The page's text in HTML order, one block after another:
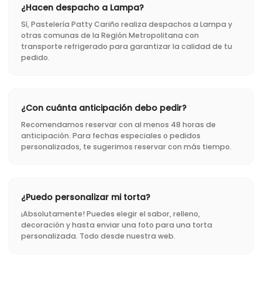
¿Hacen despacho a Lampa?
Sí, Pastelería Patty Cariño realiza despachos a Lampa y
otras comunas de la Región Metropolitana con
transporte refrigerado para garantizar la calidad de tu
pedido.
¿Con cuánta anticipación debo pedir?
Recomendamos reservar con al menos 48 horas de
anticipación. Para fechas especiales o pedidos
personalizados, te sugerimos reservar con más tiempo.
¿Puedo personalizar mi torta?
¡Absolutamente! Puedes elegir el sabor, relleno,
decoración y hasta enviar una foto para una torta
personalizada. Todo desde nuestra web.